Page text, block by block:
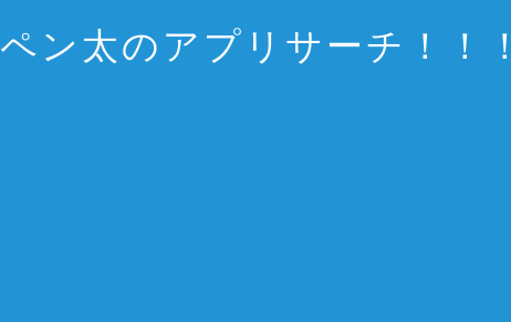
ペン太のアプリサーチ！！